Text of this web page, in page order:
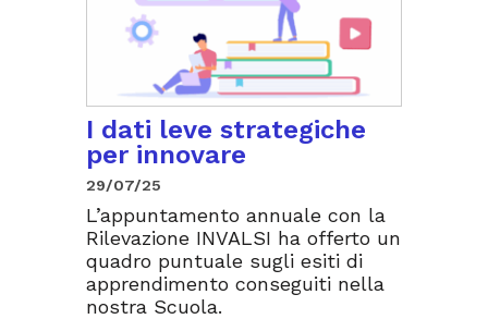
I dati leve strategiche
per innovare
29/07/25
L’appuntamento annuale con la
Rilevazione INVALSI ha offerto un
quadro puntuale sugli esiti di
apprendimento conseguiti nella
nostra Scuola.